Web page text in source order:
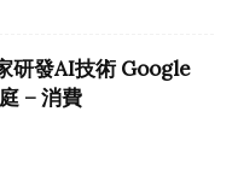
研發AI技術 Google
– 消費